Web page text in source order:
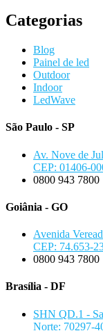
Categorias
Blog
Painel de led
Outdoor
Indoor
LedWave
São Paulo - SP
Av. Nove de
CEP: 01406-
0800 943 7800
Goiânia - GO
Avenida
CEP: 74.653-
0800 943 7800
Brasília - DF
SHN QD.1 -
Norte: 70297-